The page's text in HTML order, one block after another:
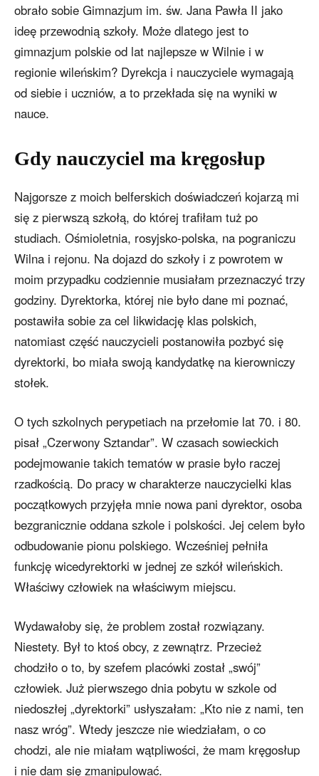
obrało sobie Gimnazjum im. św. Jana Pawła II jako
ideę przewodnią szkoły. Może dlatego jest to
gimnazjum polskie od lat najlepsze w Wilnie i w
regionie wileńskim? Dyrekcja i nauczyciele wymagają
od siebie i uczniów, a to przekłada się na wyniki w
nauce.
Gdy nauczyciel ma kręgosłup
Najgorsze z moich belferskich doświadczeń kojarzą mi
się z pierwszą szkołą, do której trafiłam tuż po
studiach. Ośmioletnia, rosyjsko-polska, na pograniczu
Wilna i rejonu. Na dojazd do szkoły i z powrotem w
moim przypadku codziennie musiałam przeznaczyć trzy
godziny. Dyrektorka, której nie było dane mi poznać,
postawiła sobie za cel likwidację klas polskich,
natomiast część nauczycieli postanowiła pozbyć się
dyrektorki, bo miała swoją kandydatkę na kierowniczy
stołek.
O tych szkolnych perypetiach na przełomie lat 70. i 80.
pisał „Czerwony Sztandar”. W czasach sowieckich
podejmowanie takich tematów w prasie było raczej
rzadkością. Do pracy w charakterze nauczycielki klas
początkowych przyjęła mnie nowa pani dyrektor, osoba
bezgranicznie oddana szkole i polskości. Jej celem było
odbudowanie pionu polskiego. Wcześniej pełniła
funkcję wicedyrektorki w jednej ze szkół wileńskich.
Właściwy człowiek na właściwym miejscu.
Wydawałoby się, że problem został rozwiązany.
Niestety. Był to ktoś obcy, z zewnątrz. Przecież
chodziło o to, by szefem placówki został „swój”
człowiek. Już pierwszego dnia pobytu w szkole od
niedoszłej „dyrektorki” usłyszałam: „Kto nie z nami, ten
nasz wróg”. Wtedy jeszcze nie wiedziałam, o co
chodzi, ale nie miałam wątpliwości, że mam kręgosłup
i nie dam się zmanipulować.